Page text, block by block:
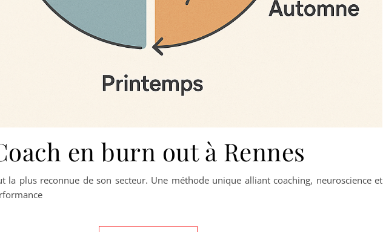
en burn out à Rennes
la plus reconnue de son secteur. Une méthode unique alliant coaching, neuroscience et